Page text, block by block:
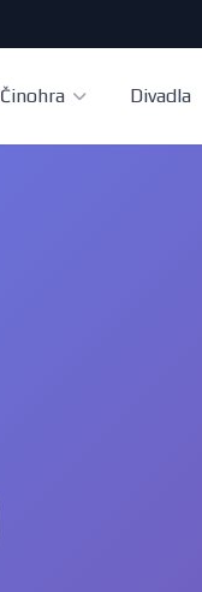
Činohra Divadla